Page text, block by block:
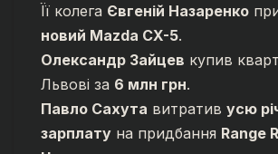
Її колега Євгеній Назаренко
новий Mazda CX-5.
Олександр Зайцев купив
Львові за 6 млн грн.
Павло Сахута витратив усю
зарплату на придбання Range